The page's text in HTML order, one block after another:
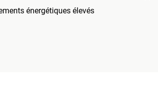
énergétiques élevés